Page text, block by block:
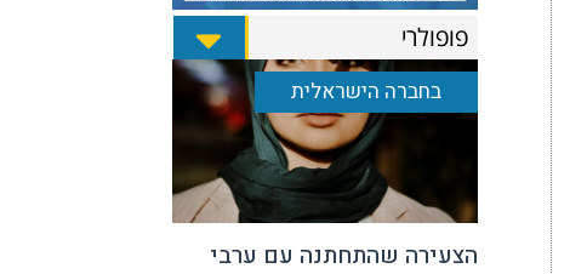
פופולרי
בחברה הישראלית
הצעירה שהתחתנה עם ערבי